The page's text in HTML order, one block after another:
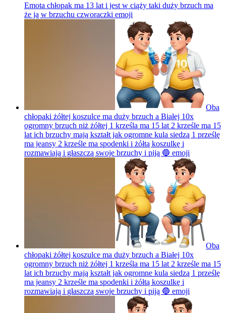
Emota chłopak ma 13 lat i jest w ciąży taki duży brzuch ma
że ją w brzuchu czworaczki emoji
Oba
chłopaki żółtej koszulce ma duży brzuch a Białej 10x
ogromny brzuch niż żółtej 1 krześla ma 15 lat 2 krześle ma 15
lat ich brzuchy mają kształt jak ogromne kula siedzą 1 prześlę
ma jeansy 2 krześle ma spodenki i żółtą koszulkę i
rozmawiają i głaszczą swoje brzuchy i piją 🔵 emoji
Oba
chłopaki żółtej koszulce ma duży brzuch a Białej 10x
ogromny brzuch niż żółtej 1 krześla ma 15 lat 2 krześle ma 15
lat ich brzuchy mają kształt jak ogromne kula siedzą 1 prześlę
ma jeansy 2 krześle ma spodenki i żółtą koszulkę i
rozmawiają i głaszczą swoje brzuchy i piją 🔵 emoji